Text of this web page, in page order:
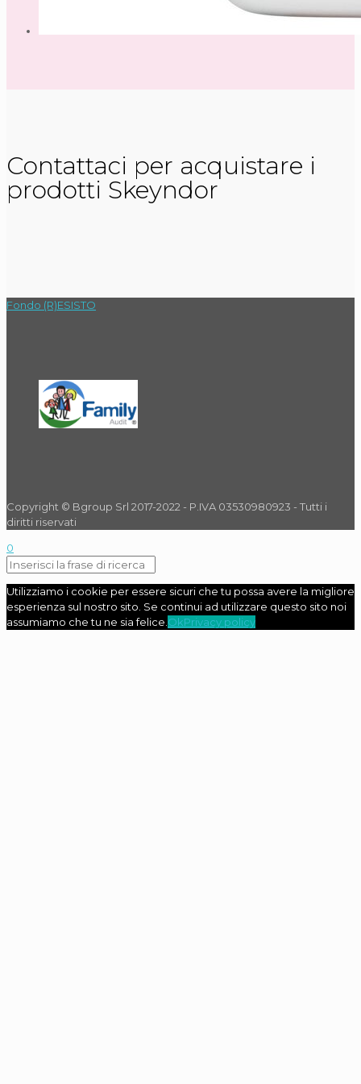
Contattaci per acquistare i
prodotti Skeyndor
Fondo (R)ESISTO
Copyright © Bgroup Srl 2017-2022 - P.IVA 03530980923 - Tutti i
diritti riservati
0
Utilizziamo i cookie per essere sicuri che tu possa avere la migliore
esperienza sul nostro sito. Se continui ad utilizzare questo sito noi
assumiamo che tu ne sia felice. OkPrivacy policy